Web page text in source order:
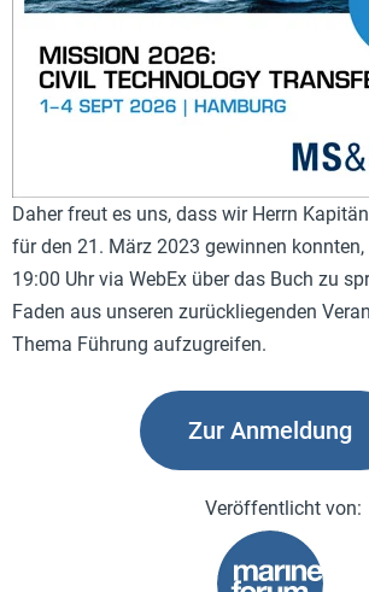
Daher freut es uns, dass wir Herrn
für den 21. März 2023 gewinnen
19:00 Uhr via WebEx über das Buch zu
Faden aus unseren zurückliegenden
Thema Führung aufzugreifen.
Zur Anmeldung